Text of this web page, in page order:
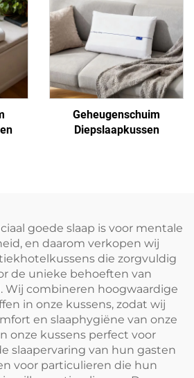
Geheugenschuim
Diepslaapkussen
goede slaap is voor mentale
en daarom verkopen wij
die zorgvuldig
de unieke behoeften van
Wij combineren hoogwaardige
in onze kussens, zodat wij
en slaaphygiëne van onze
onze kussens perfect voor
slaapervaring van hun gasten
voor particulieren die hun